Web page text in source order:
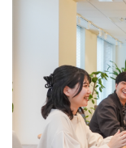
このワークショップ
する中で培ったエッ
（人生で譲れない価
単に、リヴァという
あなたのこれからの
ています。
・セールス ： 企業
・マーケティング：
略の企画実行（メデ
・コーポレート（総
のバックオフィス業務
将来的に「リヴァト
事業・サービス立ち
いただきます。